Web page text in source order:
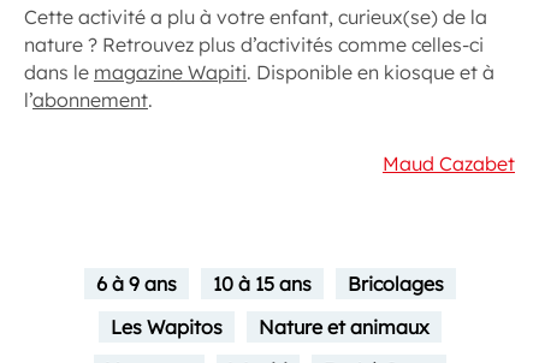
Cette activité a plu à votre enfant, curieux(se) de la
nature ? Retrouvez plus d’activités comme celles-ci
dans le magazine Wapiti. Disponible en kiosque et à
l’abonnement.
Maud Cazabet
6 à 9 ans 10 à 15 ans
Bricolages
Les Wapitos
Nature et animaux